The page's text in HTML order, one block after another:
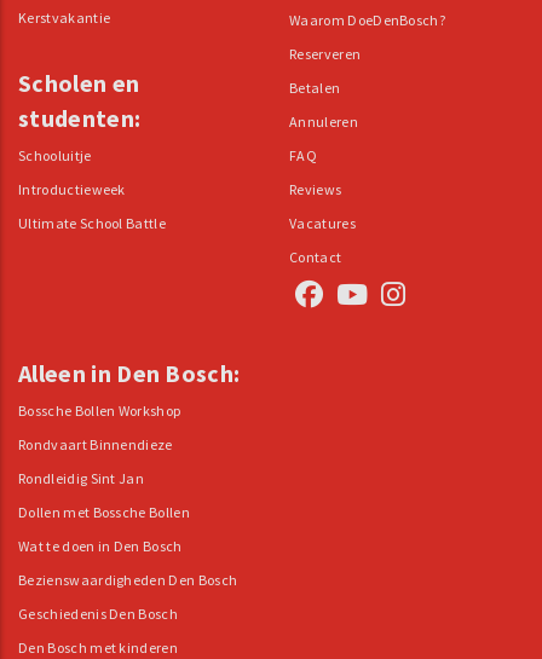
Kerstvakantie
Scholen en
studenten:
Schooluitje
Introductieweek
Ultimate School Battle
Waarom DoeDenBosch?
Reserveren
Betalen
Annuleren
FAQ
Reviews
Vacatures
Contact
Alleen in Den Bosch:
Bossche Bollen Workshop
Rondvaart Binnendieze
Rondleidig Sint Jan
Dollen met Bossche Bollen
Wat te doen in Den Bosch
Bezienswaardigheden Den Bosch
Geschiedenis Den Bosch
Den Bosch met kinderen